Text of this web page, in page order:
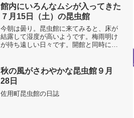
田隼人さんがライトトラップによる採集
を楽しんだようで、機材...
館内にいろんなムシが入ってきた
７月15日（土）の昆虫館
今朝は曇り。昆虫館に来てみると、床が
結露して湿度が高いようです。梅雨明け
が待ち遠しい日々です。開館と同時に、
りカブ・クワの人気は安定しています。
ニジイロクワガタは大人も...
秋の風がさわやかな昆虫館９月
28日
佐用町昆虫館の日誌